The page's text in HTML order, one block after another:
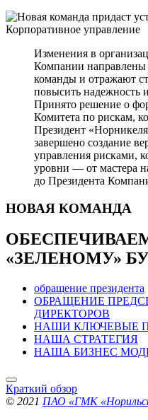
Корпоративное управление
Изменения в
Компании
команды и отражают
повысить надежность
Принято решение о
Комитета по рискам,
Президент
завершено создание
управления рисками,
уровни — от мастера
до Президента
НОВАЯ КОМАНДА
«ЗЕЛЕНОМУ»
обращение президента
ОБРАЩЕНИЕ
ДИРЕКТОРОВ
НАШИ КЛЮЧЕВЫЕ
НАША СТРАТЕГИЯ
НАША БИЗНЕС
Краткий обзор
© 2021 ПАО «ГМК